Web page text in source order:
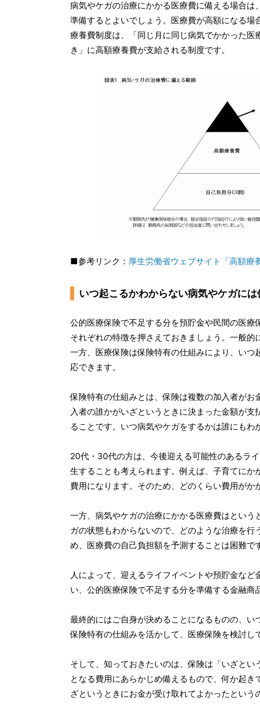
病気やケガの治療にかかる医療費に備える場合
準備するとよいでしょう。医療費が高額になる
療養費制度は、「同じ月に同じ病気でかかった医
き」に高額療養費が支給される制度です。
■参考リンク： 厚生労働省ウェブサイト「高額療
いつ起こるかわからない病気やケガに
公的医療保険で不足する分を預貯金や民間の医療
それぞれの特徴を押さえておきましょう。一般的
一方、医療保険は保険特有の仕組みにより、い
応できます。
保険特有の仕組みとは、保険は複数の加入者が
入者の誰かがいざというときに決まった金額が
ることです。いつ病気やケガをするかは誰にもわ
20代・30代の方は、今後迎える可能性のあるラ
生することも考えられます。例えば、子育てに
費用になります。そのため、どのくらい費用がか
一方、病気やケガの治療にかかる医療費はとい
ガの状態もわからないので、どのような治療を
め、医療費の自己負担額を予測することは困難で
人によって、迎えるライフイベントや預貯金な
い、公的医療保険で不足する分を準備する金融商
最終的にはご自身が決めることになるものの、い
保険特有の仕組みを活かして、医療保険を検討し
そして、知っておきたいのは、保険は「いざと
となる費用にあらかじめ備えるもので、何か起
ざというときにお金が受け取れてよかったという